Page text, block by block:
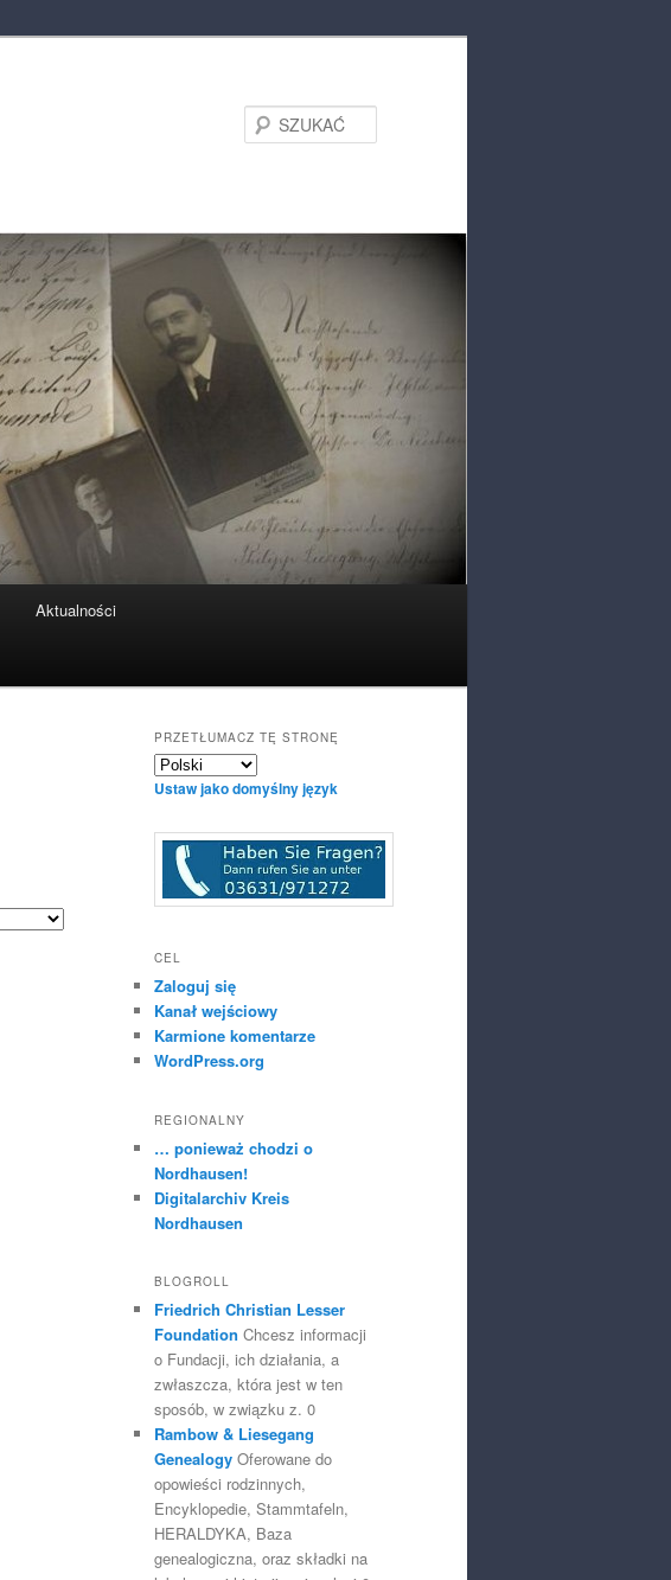
Aktualności
PRZETŁUMACZ TĘ STRONĘ
Ustaw jako domyślny język
CEL
Zaloguj się
Kanał wejściowy
Karmione komentarze
WordPress.org
REGIONALNY
… ponieważ chodzi o
Nordhausen!
Digitalarchiv Kreis
Nordhausen
BLOGROLL
Friedrich Christian Lesser
Foundation Chcesz informacji
o Fundacji, ich działania, a
zwłaszcza, która jest w ten
sposób, w związku z. 0
Rambow & Liesegang
Genealogy Oferowane do
opowieści rodzinnych,
Encyklopedie, Stammtafeln,
HERALDYKA, Baza
genealogiczna, oraz składki na